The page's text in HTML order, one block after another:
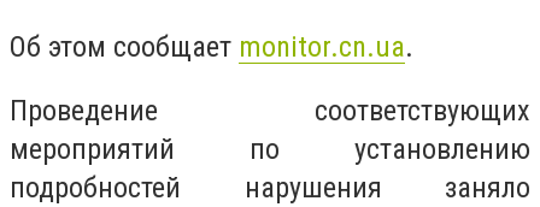
Об этом сообщает monitor.cn.ua.
Проведение соответствующих
мероприятий по установлению
подробностей нарушения заняло